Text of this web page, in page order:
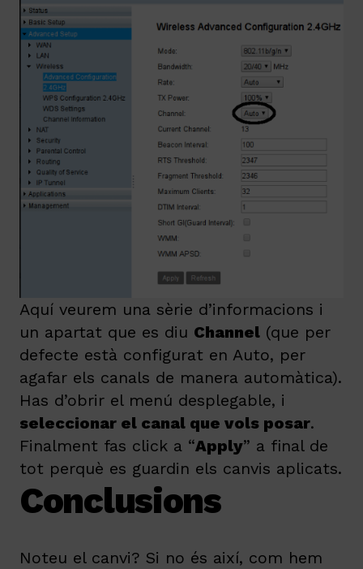
Aquí veurem una sèrie d’informacions i
un apartat que es diu Channel (que per
defecte està configurat en Auto, per
agafar els canals de manera automàtica).
Has d’obrir el menú desplegable, i
seleccionar el canal que vols posar.
Finalment fas click a “Apply” a final de
tot perquè es guardin els canvis aplicats.
Conclusions
Noteu el canvi? Si no és així, com hem